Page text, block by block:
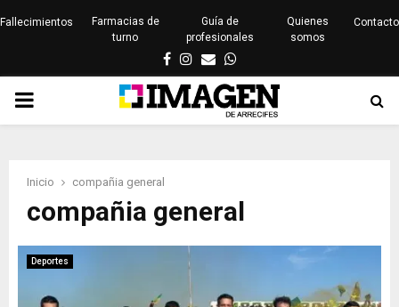
Fallecimientos
Farmacias de
turno
Guía de
profesionales
Quienes
somos
Contacto
Facebook
Instagram
EmailWhatsapp
PRIMARY
Inicio compañia general
compañia general
Deportes